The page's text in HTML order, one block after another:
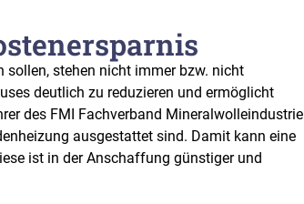
sollen, stehen nicht immer bzw. nicht
deutlich zu reduzieren und ermöglicht
des FMI Fachverband Mineralwolleindustrie
ausgestattet sind. Damit kann eine
ist in der Anschaffung günstiger und